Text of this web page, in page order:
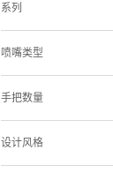
系列
喷嘴类型
手把数量
设计风格